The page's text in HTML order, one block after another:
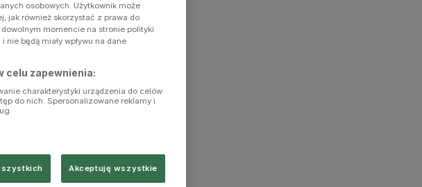
osobowych. Użytkownik może
jak również skorzystać z prawa do
momencie na stronie polityki
będą miały wpływu na dane
celu zapewnienia:
charakterystyki urządzenia do celów
do nich. Spersonalizowane reklamy i
Akceptuję wszystkie